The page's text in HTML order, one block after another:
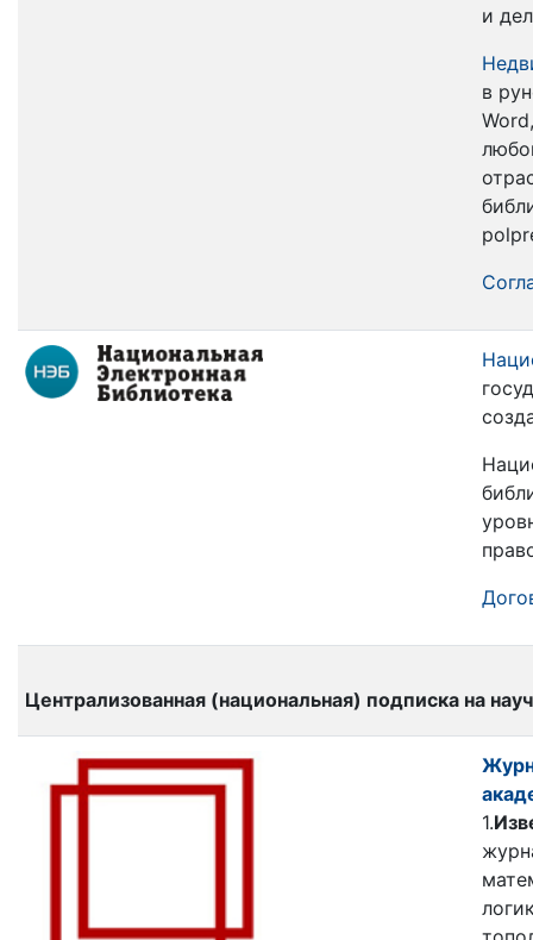
и
в
Централизованная (национальная) подписка на
1.